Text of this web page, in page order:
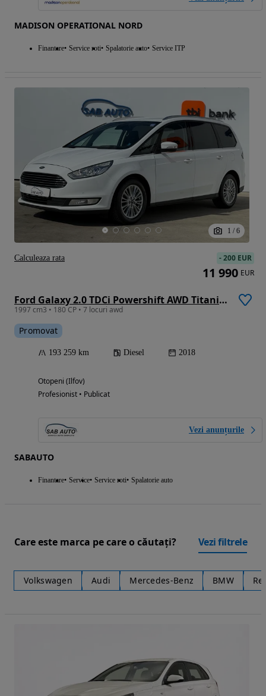
MADISON OPERATIONAL NORD
Finantare Service roti Spalatorie auto Service ITP
1 / 6
Ford Galaxy 2.0 TDCi Powershift AWD Titanium
1997 cm3 • 180 CP • 7 locuri awd
Promovat
193 259 km Diesel 2018
Otopeni (Ilfov)
Profesionist • Publicat
Vezi anunțurile
SABAUTO
Finantare Service Service roti Spalatorie auto
-200 EUR
11 990 EUR
Calculeaza rata
Care este marca pe care o căutați? Vezi filtrele
Volkswagen Audi Mercedes-Benz BMW